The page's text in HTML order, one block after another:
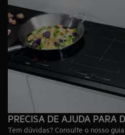
PRECISA DE AJUDA PARA
Tem dúvidas? Consulte o nosso